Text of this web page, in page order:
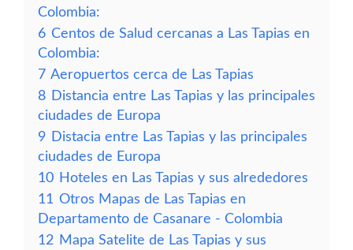
Colombia:
6 Centos de Salud cercanas a Las Tapias en
Colombia:
7 Aeropuertos cerca de Las Tapias
8 Distancia entre Las Tapias y las principales
ciudades de Europa
9 Distacia entre Las Tapias y las principales
ciudades de Europa
10 Hoteles en Las Tapias y sus alrededores
11 Otros Mapas de Las Tapias en
Departamento de Casanare - Colombia
12 Mapa Satelite de Las Tapias y sus